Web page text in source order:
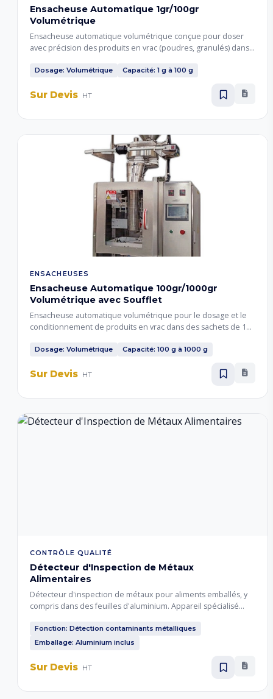
Ensacheuse Automatique 1gr/100gr
Volumétrique
Ensacheuse automatique volumétrique conçue pour doser
avec précision des produits en vrac (poudres, granulés) dans
100 grammes par sachet. Idéale pour épices, café et petits
Dosage: Volumétrique Capacité: 1 g à 100 g
Sur Devis HT
ENSACHEUSES
Ensacheuse Automatique 100gr/1000gr
Volumétrique avec Soufflet
Ensacheuse automatique volumétrique pour le dosage et le
conditionnement de produits en vrac dans des sachets de 100
augmenter le volume et améliorer la stabilité du paquet.
Dosage: Volumétrique Capacité: 100 g à 1000 g
Sur Devis HT
CONTRÔLE QUALITÉ
Détecteur d'Inspection de Métaux
Alimentaires
Détecteur d'inspection de métaux pour aliments emballés, y
compris dans des feuilles d'aluminium. Appareil spécialisé
dans les produits alimentaires, même emballés dans des
matériaux conducteurs. Garantit la sécurité alimentaire et la
Fonction: Détection contaminants métalliques
Emballage: Aluminium inclus
Sur Devis HT